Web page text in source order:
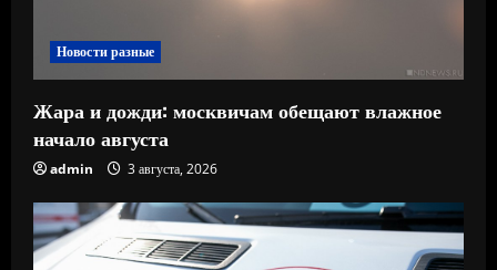
Новости разные
Жара и дожди: москвичам обещают влажное
начало августа
admin 3 августа, 2026